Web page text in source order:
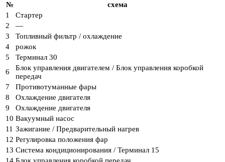
№
схема
1
Стартер
2
—
3
Топливный фильтр / охлаждение
4
рожок
5
Терминал 30
6
Блок управления двигателем / Блок управления коробкой
передач
7
Противотуманные фары
8
Охлаждение двигателя
9
Охлаждение двигателя
10 Вакуумный насос
11 Зажигание / Предварительный нагрев
12 Регулировка положения фар
13 Система кондиционирования / Терминал 15